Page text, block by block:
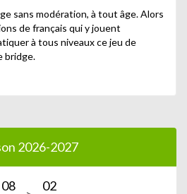
sans modération, à tout âge. Alors
de français qui y jouent
à tous niveaux ce jeu de
bridge.
2026-2027
08
02